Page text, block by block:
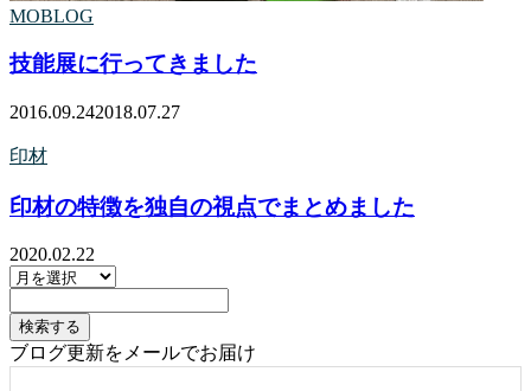
MOBLOG
技能展に行ってきました
2016.09.242018.07.27
印材
印材の特徴を独自の視点でまとめました
2020.02.22
ブログ更新をメールでお届け